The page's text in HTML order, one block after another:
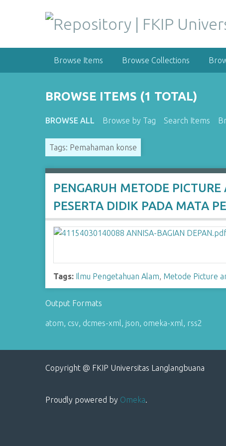
Browse Items Browse Collections
BROWSE ITEMS (1 TOTAL)
BROWSE ALL Browse by Tag Search Items
Tags: Pemahaman konse
PENGARUH METODE
PESERTA DIDIK PADA MATA
Tags: Ilmu Pengetahuan Alam, Metode Picture
Output Formats
atom, csv, dcmes-xml, json, omeka-xml, rss2
Copyright @ FKIP Universitas Langlangbuana
Proudly powered by Omeka.